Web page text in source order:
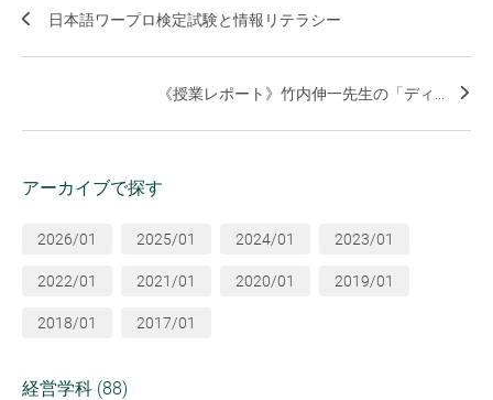
日本語ワープロ検定試験と情報リテラシー
《授業レポート》竹内伸一先生の「ディ...
アーカイブで探す
2026/01 2025/01 2024/01 2023/01
2022/01 2021/01 2020/01 2019/01
2018/01 2017/01
経営学科 (88)